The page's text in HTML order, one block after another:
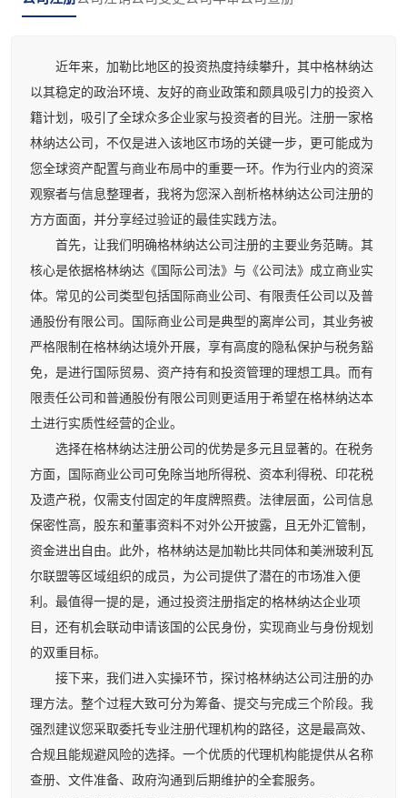
近年来，加勒比地区的投资热度持续攀升，其中格林纳达
以其稳定的政治环境、友好的商业政策和颇具吸引力的投资入
籍计划，吸引了全球众多企业家与投资者的目光。注册一家格
林纳达公司，不仅是进入该地区市场的关键一步，更可能成为
您全球资产配置与商业布局中的重要一环。作为行业内的资深
观察者与信息整理者，我将为您深入剖析格林纳达公司注册的
方方面面，并分享经过验证的最佳实践方法。
首先，让我们明确格林纳达公司注册的主要业务范畴。其
核心是依据格林纳达《国际公司法》与《公司法》成立商业实
体。常见的公司类型包括国际商业公司、有限责任公司以及普
通股份有限公司。国际商业公司是典型的离岸公司，其业务被
严格限制在格林纳达境外开展，享有高度的隐私保护与税务豁
免，是进行国际贸易、资产持有和投资管理的理想工具。而有
限责任公司和普通股份有限公司则更适用于希望在格林纳达本
土进行实质性经营的企业。
选择在格林纳达注册公司的优势是多元且显著的。在税务
方面，国际商业公司可免除当地所得税、资本利得税、印花税
及遗产税，仅需支付固定的年度牌照费。法律层面，公司信息
保密性高，股东和董事资料不对外公开披露，且无外汇管制，
资金进出自由。此外，格林纳达是加勒比共同体和美洲玻利瓦
尔联盟等区域组织的成员，为公司提供了潜在的市场准入便
利。最值得一提的是，通过投资注册指定的格林纳达企业项
目，还有机会联动申请该国的公民身份，实现商业与身份规划
的双重目标。
接下来，我们进入实操环节，探讨格林纳达公司注册的办
理方法。整个过程大致可分为筹备、提交与完成三个阶段。我
强烈建议您采取委托专业注册代理机构的路径，这是最高效、
合规且能规避风险的选择。一个优质的代理机构能提供从名称
查册、文件准备、政府沟通到后期维护的全套服务。